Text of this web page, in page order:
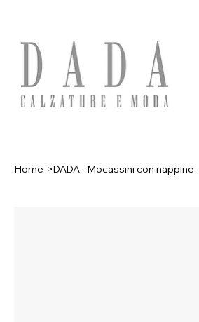
Home >DADA - Mocassini con nappine